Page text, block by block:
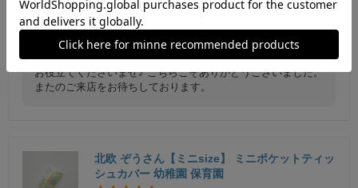
maa13579
レビューをお寄せくださりありがとうございます！ お気に召
して頂けて良かったです☺️ くまさんティッシュケース🐻ぜひ
お役立てくださいませ♪ こちらこそありがとうございました。
またのご来店をお待ちしております。
北欧 ぞうさん【ミニsize】 ミニポケットティッ
シュカバー 幼稚園 保育園